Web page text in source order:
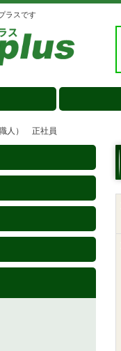
ラスです
人） 正社員